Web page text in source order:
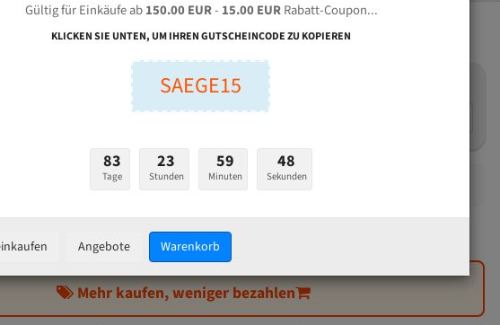
Glatte
Breite (mm):
mm
Bitte Maße wählen
IN DEN WARENKORB
×
Mehr kaufen, weniger bezahlen
Gültig für Einkäufe ab150.00 EUR- 15.00 EURRabatt-Coupon...
KLICKEN SIE UNTEN, UM IHREN GUTSCHEINCODE ZU KOPIEREN
SAEGE15
83
Tage
23
Stunden
59
Minuten
47
Sekunden
Angebote Warenkorb